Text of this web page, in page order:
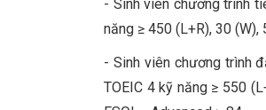
- Sinh viên chương trình
năng ≥ 450 (L+R), 30
- Sinh viên chương trình
TOEIC 4 kỹ năng ≥ 550